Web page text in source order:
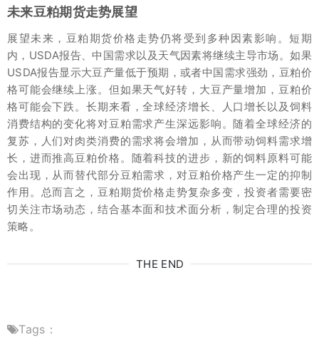
未来豆粕期货走势展望
展望未来，豆粕期货价格走势仍将受到多种因素影响。短期
内，USDA报告、中国需求以及天气因素将继续主导市场。如果
USDA报告显示大豆产量低于预期，或者中国需求强劲，豆粕价
格可能会继续上涨。但如果天气好转，大豆产量增加，豆粕价
格可能会下跌。长期来看，全球经济增长、人口增长以及饲料
消费结构的变化将对豆粕需求产生深远影响。随着全球经济的
复苏，人们对肉类消费的需求将会增加，从而带动饲料需求增
长，进而推高豆粕价格。随着科技的进步，新的饲料原料可能
会出现，从而替代部分豆粕需求，对豆粕价格产生一定的抑制
作用。总而言之，豆粕期货价格走势复杂多变，投资者需要密
切关注市场动态，结合基本面和技术面分析，制定合理的投资
策略。
THE END
Tags：